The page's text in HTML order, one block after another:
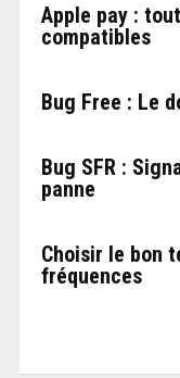
Apple pay :
compatibles
Bug Free : Le
Bug SFR :
panne
Choisir le bon
fréquences